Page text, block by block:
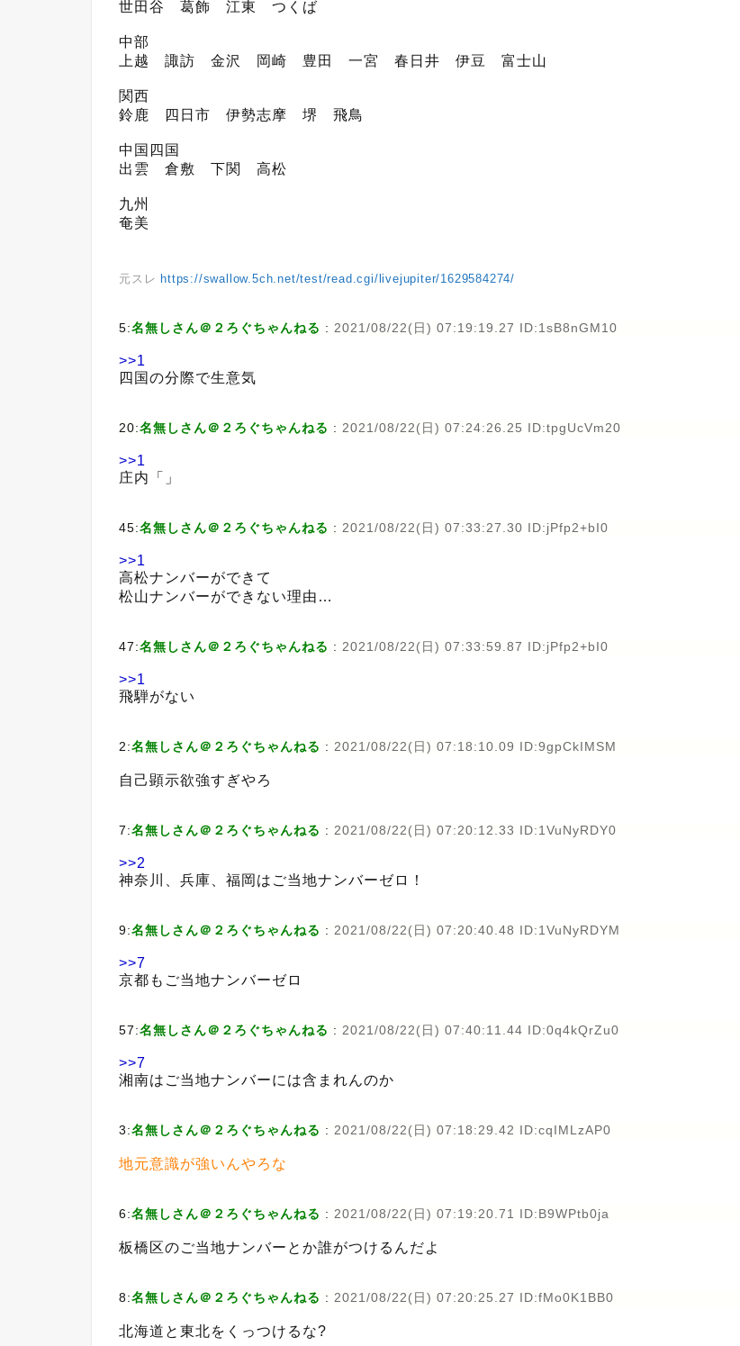
世田谷 葛飾 江東 つくば
中部
上越 諏訪 金沢 岡崎 豊田 一宮 春日井 伊豆 富士山
関西
鈴鹿 四日市 伊勢志摩 堺 飛鳥
中国四国
出雲 倉敷 下関 高松
九州
奄美
元スレ https://swallow.5ch.net/test/read.cgi/livejupiter/1629584274/
5:名無しさん＠２ろぐちゃんねる : 2021/08/22(日) 07:19:19.27 ID:1sB8nGM10
>>1
四国の分際で生意気
20:名無しさん＠２ろぐちゃんねる : 2021/08/22(日) 07:24:26.25 ID:tpgUcVm20
>>1
庄内「」
45:名無しさん＠２ろぐちゃんねる : 2021/08/22(日) 07:33:27.30 ID:jPfp2+bI0
>>1
高松ナンバーができて
松山ナンバーができない理由…
47:名無しさん＠２ろぐちゃんねる : 2021/08/22(日) 07:33:59.87 ID:jPfp2+bI0
>>1
飛騨がない
2:名無しさん＠２ろぐちゃんねる : 2021/08/22(日) 07:18:10.09 ID:9gpCkIMSM
自己顕示欲強すぎやろ
7:名無しさん＠２ろぐちゃんねる : 2021/08/22(日) 07:20:12.33 ID:1VuNyRDY0
>>2
神奈川、兵庫、福岡はご当地ナンバーゼロ！
9:名無しさん＠２ろぐちゃんねる : 2021/08/22(日) 07:20:40.48 ID:1VuNyRDYM
>>7
京都もご当地ナンバーゼロ
57:名無しさん＠２ろぐちゃんねる : 2021/08/22(日) 07:40:11.44 ID:0q4kQrZu0
>>7
湘南はご当地ナンバーには含まれんのか
3:名無しさん＠２ろぐちゃんねる : 2021/08/22(日) 07:18:29.42 ID:cqIMLzAP0
地元意識が強いんやろな
6:名無しさん＠２ろぐちゃんねる : 2021/08/22(日) 07:19:20.71 ID:B9WPtb0ja
板橋区のご当地ナンバーとか誰がつけるんだよ
8:名無しさん＠２ろぐちゃんねる : 2021/08/22(日) 07:20:25.27 ID:fMo0K1BB0
北海道と東北をくっつけるな?